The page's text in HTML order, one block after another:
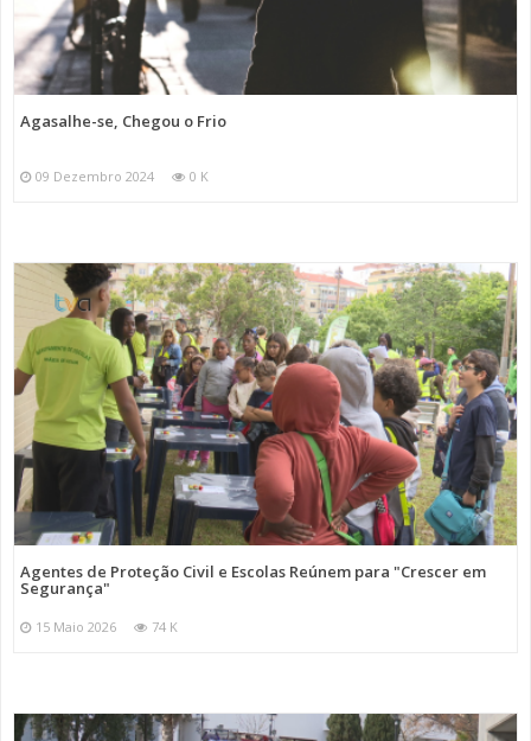
Agasalhe-se, Chegou o Frio
09 Dezembro 2024 0 K
Agentes de Proteção Civil e Escolas Reúnem para "Crescer em
Segurança"
15 Maio 2026 74 K